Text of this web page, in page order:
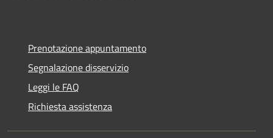
Prenotazione appuntamento
Segnalazione disservizio
Leggi le FAQ
Richiesta assistenza